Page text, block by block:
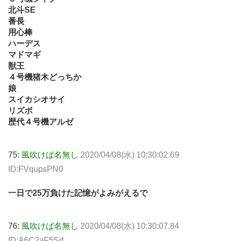
北斗SE
番長
用心棒
ハーデス
マドマギ
獣王
４号機猪木どっちか
娘
スイカシオサイ
リズボ
歴代４号機アルゼ
75: 風吹けば名無し 2020/04/08(水) 10:30:02.69
ID:FVqupsPN0
一日で25万負けた記憶がよみがえるで
76: 風吹けば名無し 2020/04/08(水) 10:30:07.84